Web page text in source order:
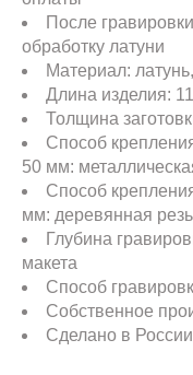
После
обработку латуни
Материал:
Длина изделия:
Толщина
Способ
50 мм:
Способ
мм: деревянная
Глубина
макета
Способ
Собственное
Сделано в России